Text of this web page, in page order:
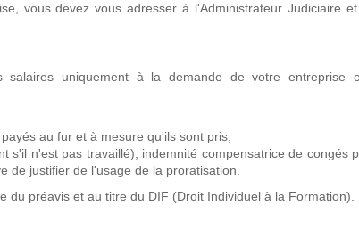
vous devez vous adresser à l'Administrateur Judiciaire
uniquement à la demande de votre entreprise
au fur et à mesure qu'ils sont pris;
n'est pas travaillé), indemnité compensatrice de congés
de justifier de l'usage de la proratisation.
préavis et au titre du DIF (Droit Individuel à la Formation).